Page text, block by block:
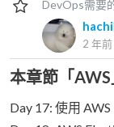
DevOps需要
2 年前
本章節「
Day 17: 使用